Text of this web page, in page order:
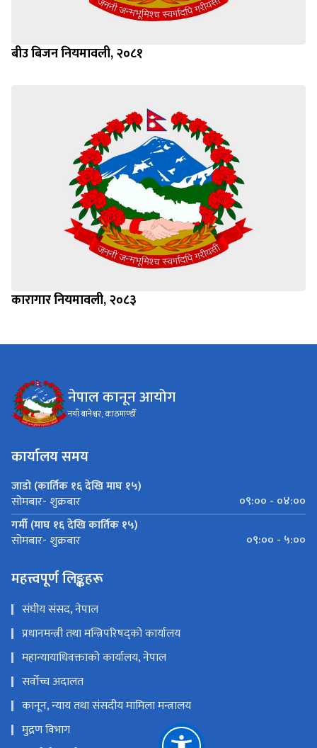
बीउ बिजन नियमावली, २०८१
कारागार नियमावली, २०८३
नेपाल कानून आयोग
नयाँ बानेश्वर, काठमाण्डौँ
कार्यालय समय
जाडो (कार्तिक १६ देखि माघ १५)
सोमबार- शुक्रबार
०९:०० - ०४:००
गर्मी (माघ १६ देखि कार्तिक १५)
सोमबार- शुक्रबार ०९:०० - ५:००
महत्त्वपूर्ण लिङ्कहरू
संघीय संसद, नेपाल
प्रधानमन्त्री तथा मन्त्रिपरिषद्को कार्यालय
महान्यायाधिवक्ताको कार्यालय, नेपाल
सर्वोच्च अदालत
कानून, न्याय तथा संसदीय मामिला मन्त्रालय
मुद्रण विभाग